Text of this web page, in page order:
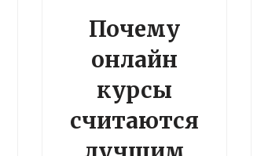
Почему
онлайн
курсы
считаются